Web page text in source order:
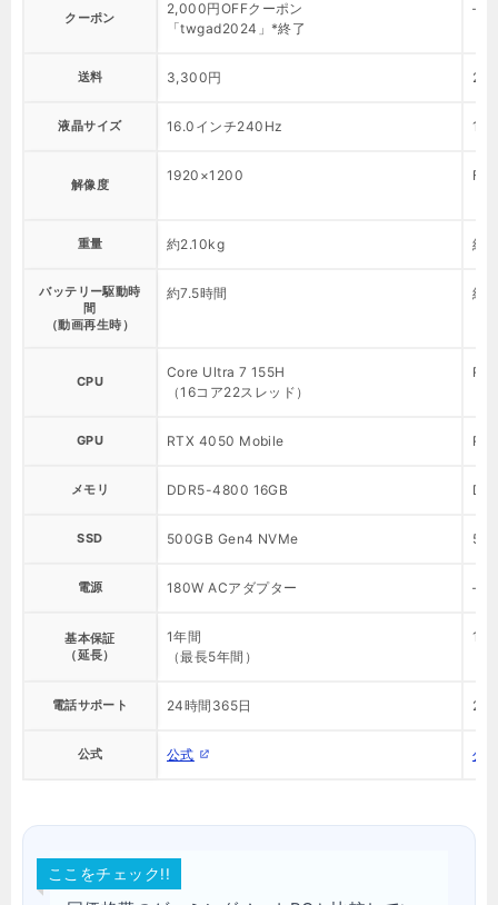
クーポン
2,000円OFFクーポン
「twgad2024」*終了
–
送料 3,300円
液晶サイズ 16.0インチ240Hz
解像度
1920×1200
重量 約2.10kg 約
バッテリー駆動時
間
（動画再生時）
約7.5時間 約
CPU
Core Ultra 7 155H
（16コア22スレッド）
GPU RTX 4050 Mobile
メモリ DDR5-4800 16GB
SSD 500GB Gen4 NVMe
電源 180W ACアダプター –
基本保証
（延長）
1年間
（最長5年間）
1年
電話サポート 24時間365日 24
公式 公式 公
ここをチェック!!